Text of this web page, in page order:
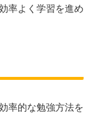
率よく学習を進め
率的な勉強方法を